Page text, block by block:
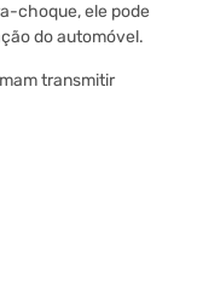
choque, ele pode
do automóvel.
transmitir